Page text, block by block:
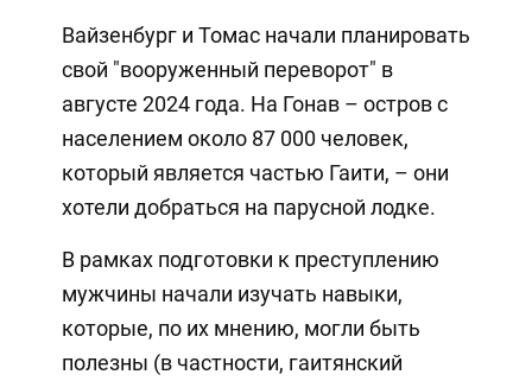
Вайзенбург и Томас начали планировать
свой "вооруженный переворот" в
августе 2024 года. На Гонав – остров с
населением около 87 000 человек,
который является частью Гаити, – они
хотели добраться на парусной лодке.
В рамках подготовки к преступлению
мужчины начали изучать навыки,
которые, по их мнению, могли быть
полезны (в частности, гаитянский